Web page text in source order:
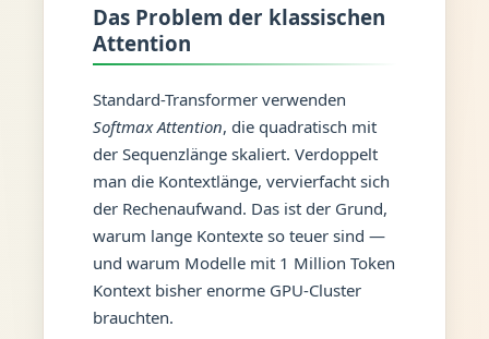
Das Problem der klassischen
Attention
Standard-Transformer verwenden
Softmax Attention, die quadratisch mit
der Sequenzlänge skaliert. Verdoppelt
man die Kontextlänge, vervierfacht sich
der Rechenaufwand. Das ist der Grund,
warum lange Kontexte so teuer sind —
und warum Modelle mit 1 Million Token
Kontext bisher enorme GPU-Cluster
brauchten.